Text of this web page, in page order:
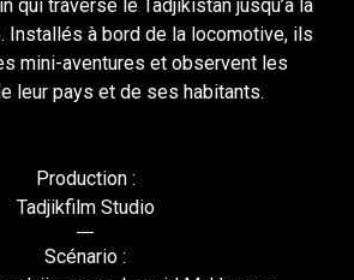
qui traverse le Tadjikistan jusqu’à la
Installés à bord de la locomotive, ils
mini-aventures et observent les
leur pays et de ses habitants.
Production :
Tadjikfilm Studio
Scénario :